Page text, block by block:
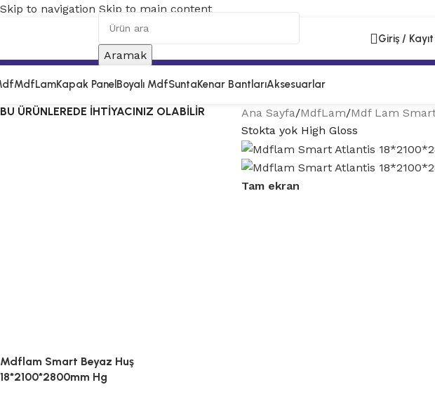
Skip to navigation Skip to main content
Aramak
Giriş / Kayıt
MdfLamKapak Panel Boyalı MdfSuntaKenar BantlarıAksesuarlar
BU ÜRÜNLEREDE İHTİYACINIZ OLABİLİR
Mdflam Smart Beyaz Huş
18*2100*2800mm Hg
Ana Sayfa/MdfLam/Mdf Lam
Stokta yok High Gloss
Tam ekran